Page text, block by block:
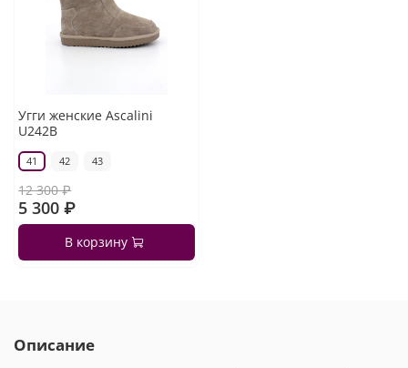
Угги женские Ascalini
U242B
41 42 43
12 300 ₽
5 300 ₽
В корзину
Описание